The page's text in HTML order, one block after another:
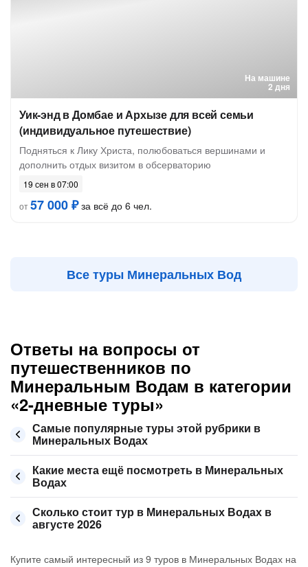
На машине
2 дня
Уик-энд в Домбае и Архызе для всей семьи
(индивидуальное путешествие)
Подняться к Лику Христа, полюбоваться вершинами и
дополнить отдых визитом в обсерваторию
19 сен в 07:00
от57 000 ₽за всё до 6 чел.
Все туры Минеральных Вод
Ответы на вопросы от
путешественников по
Минеральным Водам в категории
«2-дневные туры»
Самые популярные туры этой рубрики в
Минеральных Водах
Какие места ещё посмотреть в Минеральных
Водах
Сколько стоит тур в Минеральных Водах в
августе 2026
Купите самый интересный из 9 туров в Минеральных Водах на